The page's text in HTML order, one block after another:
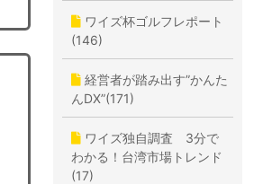
ワイズ杯ゴルフレポート
(146)
経営者が踏み出す”かんた
んDX”(171)
ワイズ独自調査 3分で
わかる！台湾市場トレンド
(17)